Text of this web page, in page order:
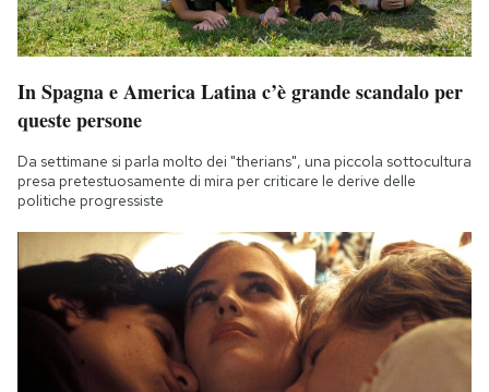
In Spagna e America Latina c’è grande scandalo per
queste persone
Da settimane si parla molto dei "therians", una piccola sottocultura
presa pretestuosamente di mira per criticare le derive delle
politiche progressiste